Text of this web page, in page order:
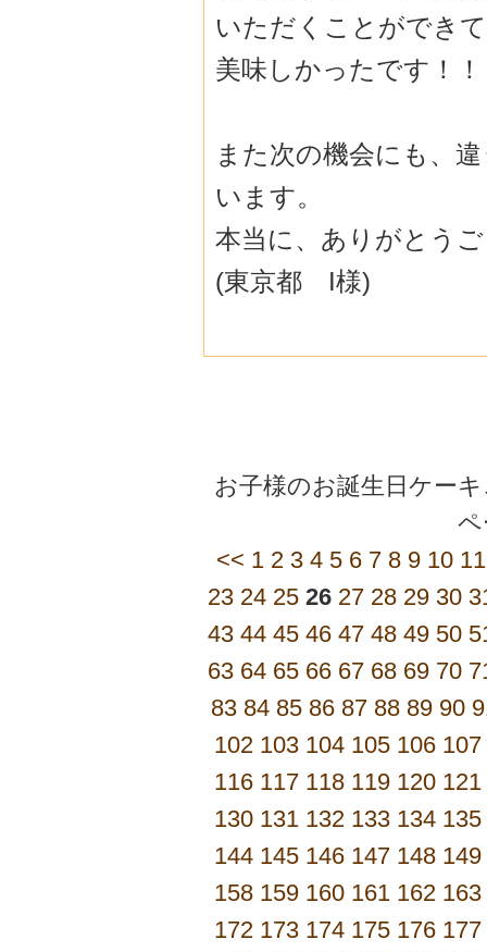
いただくことができ
美味しかったです！！
また次の機会にも、
います。
本当に、ありがとう
(東京都 I様)
お子様のお誕生日ケー
<< 1 2 3 4 5 6 7 8 9 10 11
23 24 25 26 27 28 29 30
43 44 45 46 47 48 49 50
63 64 65 66 67 68 69 70
83 84 85 86 87 88 89 90
102 103 104 105 106 107
116 117 118 119 120 121
130 131 132 133 134 135
144 145 146 147 148 149
158 159 160 161 162 163
172 173 174 175 176 177